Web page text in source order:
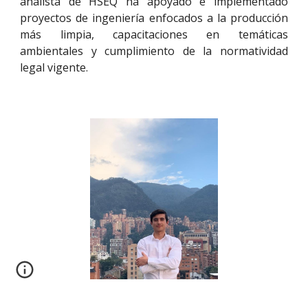
proyectos de ingeniería enfocados a la producción
más limpia, capacitaciones en temáticas
ambientales y cumplimiento de la normatividad
legal vigente.